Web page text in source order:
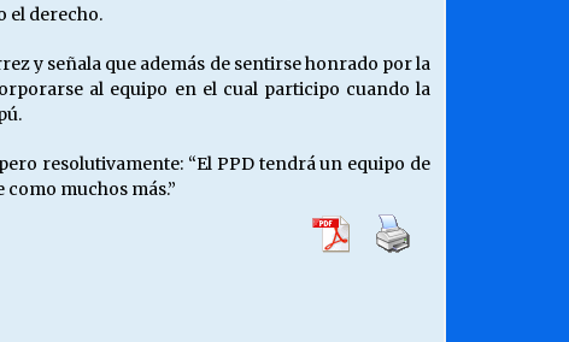
el derecho.
y señala que además de sentirse honrado por la
al equipo en el cual participo cuando la
resolutivamente: “El PPD tendrá un equipo de
muchos más.”